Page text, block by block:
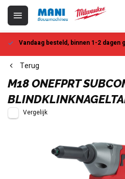
Vandaag besteld, binnen 1-2 dagen
Terug
M18 ONEFPRT
Vergelijk